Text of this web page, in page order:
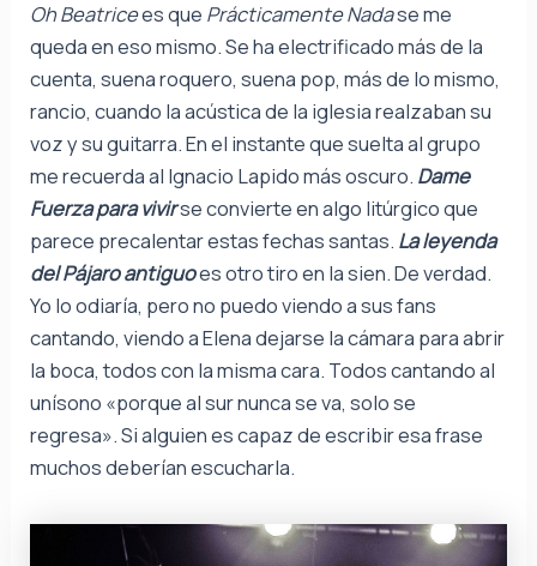
Oh Beatricees que Prácticamente Nadase me
queda en eso mismo. Se ha electrificado más de la
cuenta, suena roquero, suena pop, más de lo mismo,
rancio, cuando la acústica de la iglesia realzaban su
voz y su guitarra. En el instante que suelta al grupo
me recuerda al Ignacio Lapido más oscuro. Dame
Fuerza para vivirse convierte en algo litúrgico que
parece precalentar estas fechas santas. La leyenda
del Pájaro antiguoes otro tiro en la sien. De verdad.
Yo lo odiaría, pero no puedo viendo a sus fans
cantando, viendo a Elena dejarse la cámara para abrir
la boca, todos con la misma cara. Todos cantando al
unísono «porque al sur nunca se va, solo se
regresa». Si alguien es capaz de escribir esa frase
muchos deberían escucharla.